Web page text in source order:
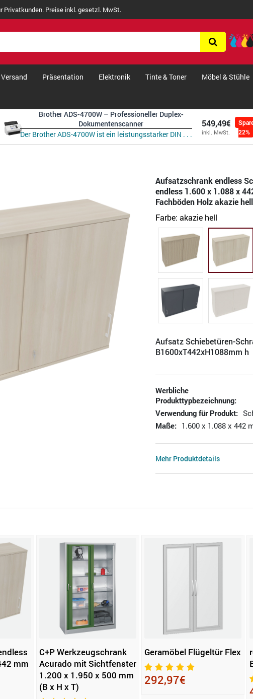
Privatkunden. Preise inkl. gesetzl. MwSt.
Versand Präsentation Elektronik Tinte & Toner Möbel & Stühle
Brother ADS-4700W – Professioneller Duplex-
Dokumentenscanner
Der Brother ADS-4700W ist ein leistungsstarker DIN . . .
549,49€
inkl. MwSt.
22%
Aufsatzschrank endless
endless 1.600 x 1.088 x
Fachböden Holz akazie hell
Farbe: akazie hell
Aufsatz Schiebetüren-
B1600xT442xH1088mm h
Werbliche
Produkttypbezeichnung:
Verwendung für Produkt:
Maße: 1.600 x 1.088 x 442
Mehr Produktdetails
mm
C+P Werkzeugschrank
Acurado mit Sichtfenster
1.200 x 1.950 x 500 mm
(B x H x T)
Geramöbel Flügeltür Flex
292,97€